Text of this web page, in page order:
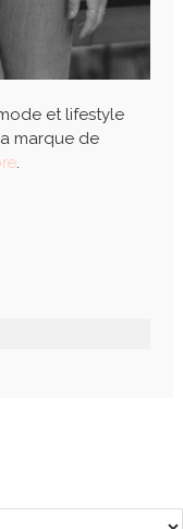
et lifestyle
marque de
.